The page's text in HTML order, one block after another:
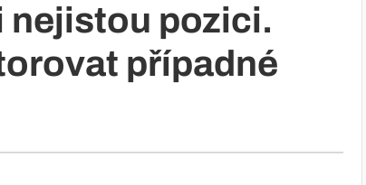
nejistou pozici.
případné